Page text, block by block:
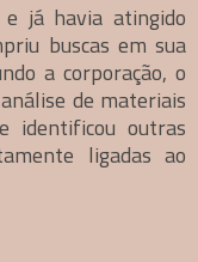
já havia atingido
buscas em sua
a corporação, o
de materiais
identificou outras
ligadas ao